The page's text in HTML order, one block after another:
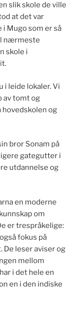
slik skole de ville
at det var
Mugo som er så
nærmeste
skole i
i leide lokaler. Vi
av tomt og
hovedskolen og
bror Sonam på
gategutter i
utdannelse og
en moderne
om
er trespråkelige:
fokus på
De leser aviser og
mellom
i det hele en
en i den indiske